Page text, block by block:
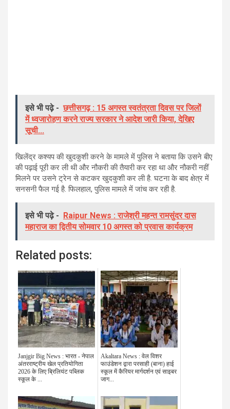
इसे भी पढ़े - छत्तीसगढ़ : 15 अगस्त स्वतंत्रता दिवस पर जिलों
में ध्वजारोहण करने राज्य सरकार ने आदेश जारी किया, देखिए
सूची...
खिलेंद्र कश्यप की खुदकुशी करने के मामले में पुलिस ने बताया कि उसने बीए
की पढ़ाई पूरी कर ली थी और नौकरी की तैयारी कर रहा था और नौकरी नहीं
मिलने पर उसने ट्रेन से कटकर खुदकुशी कर ली है. घटना के बाद क्षेत्र में
सनसनी फैल गई है. फिलहाल, पुलिस मामले में जांच कर रही है.
इसे भी पढ़े -
Raipur News : राजेश्री महन्त रामसुंदर दास
महाराज का द्वितीय सोमवार 10 अगस्त को प्रवास कार्यक्रम
Related posts:
Janjgir Big News : भारत - नेपाल
अंतरराष्ट्रीय खेल प्रतियोगिता
2026 के लिए ब्रिलियंट पब्लिक
स्कूल के ...
Akaltara News : वेल विशर
फाउंडेशन द्वारा परसाही (बाना) हाई
स्कूल में कैरियर मार्गदर्शन एवं साइबर
जाग...